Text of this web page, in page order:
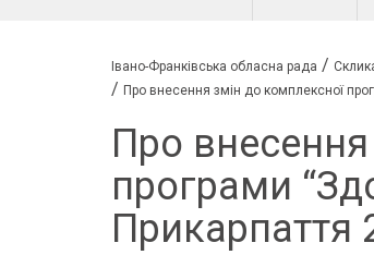
Івано-Франківська обласна рада /
/ Про внесення змін до комплексної
Про
програми
Прикарпаття